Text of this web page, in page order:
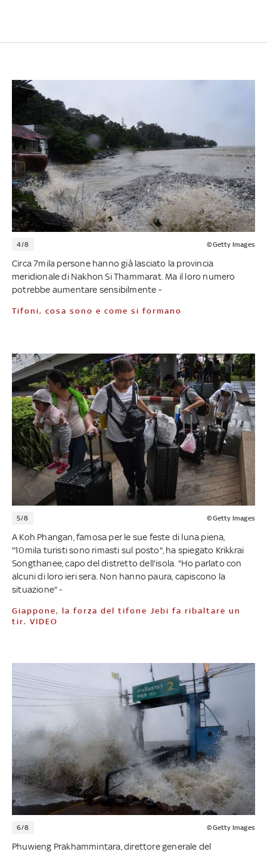
4/8 ©Getty Images
Circa 7mila persone hanno già lasciato la provincia
meridionale di Nakhon Si Thammarat. Ma il loro numero
potrebbe aumentare sensibilmente -
Tifoni, cosa sono e come si formano
5/8 ©Getty Images
A Koh Phangan, famosa per le sue feste di luna piena,
"10mila turisti sono rimasti sul posto", ha spiegato Krikkrai
Songthanee, capo del distretto dell'isola. "Ho parlato con
alcuni di loro ieri sera. Non hanno paura, capiscono la
situazione" -
Giappone, la forza del tifone Jebi fa ribaltare un
tir. VIDEO
6/8 ©Getty Images
Phuwieng Prakhammintara, direttore generale del